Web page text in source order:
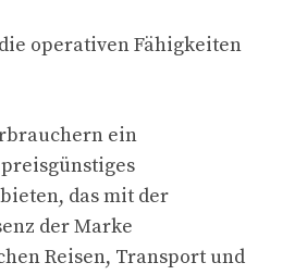
operativen Fähigkeiten
ein
das mit der
der Marke
Reisen, Transport und